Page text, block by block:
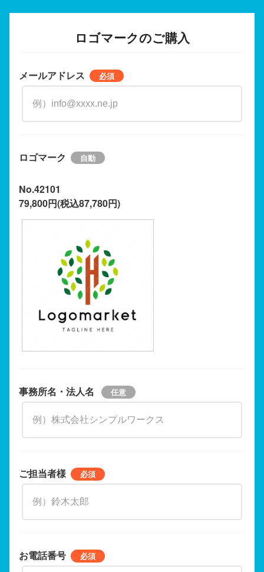
ロゴマークのご購入
メールアドレス
ロゴマーク
No.42101
79,800円(税込87,780円)
事務所名・法人名
ご担当者様
お電話番号